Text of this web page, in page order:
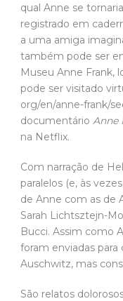
qual Anne se
registrado em
a uma amiga
também pode ser
Museu Anne Frank,
pode ser visitado
org/en/anne-frank/
documentário Anne
na Netflix.
Com narração de
paralelos (e, às
de Anne com as de
Sarah Lichtsztejn-
Bucci. Assim como
foram enviadas
Auschwitz, mas
São relatos